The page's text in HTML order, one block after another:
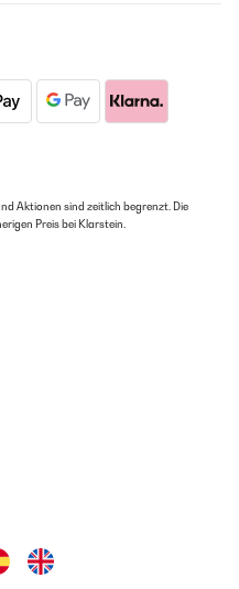
Aktionen sind zeitlich begrenzt. Die
Preis bei Klarstein.